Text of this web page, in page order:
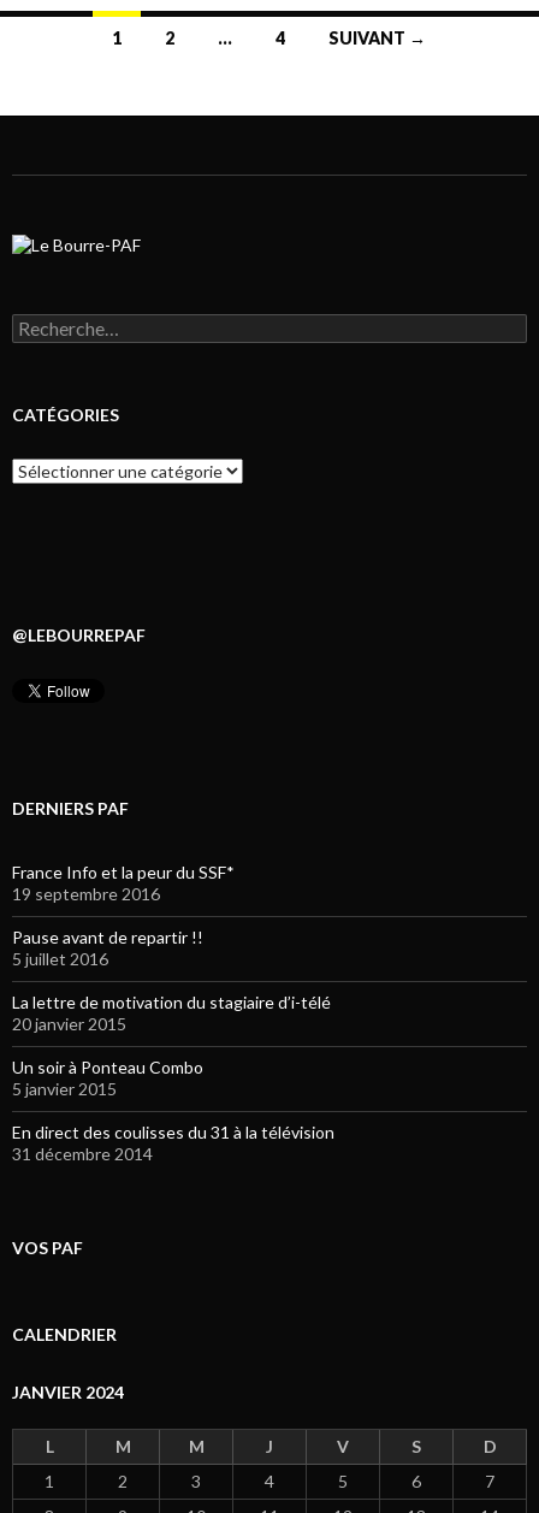
1 2 … 4 SUIVANT →
Rechercher :
CATÉGORIES
Catégories
@LEBOURREPAF
DERNIERS PAF
France Info et la peur du SSF*
19 septembre 2016
Pause avant de repartir !!
5 juillet 2016
La lettre de motivation du stagiaire d’i-télé
20 janvier 2015
Un soir à Ponteau Combo
5 janvier 2015
En direct des coulisses du 31 à la télévision
31 décembre 2014
VOS PAF
CALENDRIER
JANVIER 2024
L M M J V S
D
1
2 3 4 5 6
7